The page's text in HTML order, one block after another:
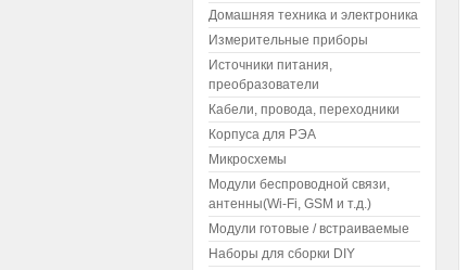
Домашняя техника и электроника
Измерительные приборы
Источники питания,
преобразователи
Кабели, провода, переходники
Корпуса для РЭА
Микросхемы
Модули беспроводной связи,
антенны(Wi-Fi, GSM и т.д.)
Модули готовые / встраиваемые
Наборы для сборки DIY